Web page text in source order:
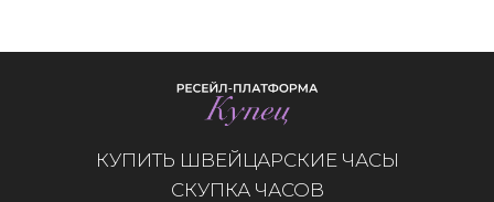
КУПИТЬ ШВЕЙЦАРСКИЕ ЧАСЫ
СКУПКА ЧАСОВ